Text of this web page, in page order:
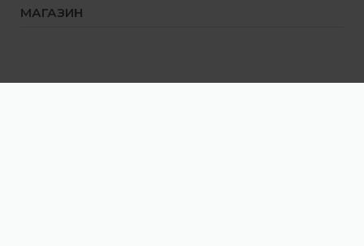
МАГАЗИН
Деца
Ново
ИНФОРМАЦИЯ